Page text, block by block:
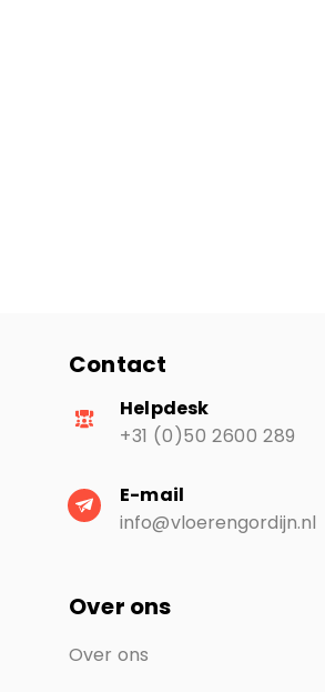
Contact
Helpdesk
+31 (0)50 2600 289
E-mail
info@vloerengordijn.nl
Over ons
Over ons